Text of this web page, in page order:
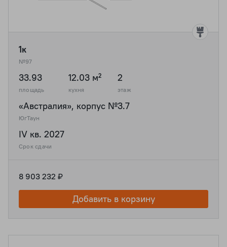
1к
№97
33.93
площадь
12.03 м²
кухня
2
этаж
«Австралия», корпус №3.7
ЮгТаун
IV кв. 2027
Срок сдачи
8 903 232 ₽
Добавить в корзину